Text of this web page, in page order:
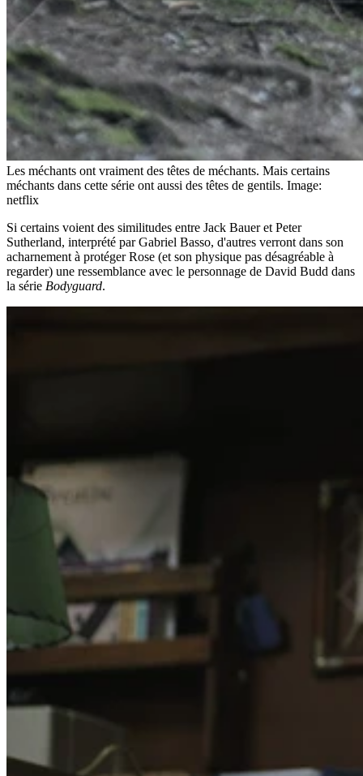
Les méchants ont vraiment des têtes de méchants. Mais certains
méchants dans cette série ont aussi des têtes de gentils. Image:
netflix
Si certains voient des similitudes entre Jack Bauer et Peter
Sutherland, interprété par Gabriel Basso, d'autres verront dans son
acharnement à protéger Rose (et son physique pas désagréable à
regarder) une ressemblance avec le personnage de David Budd dans
la série Bodyguard.